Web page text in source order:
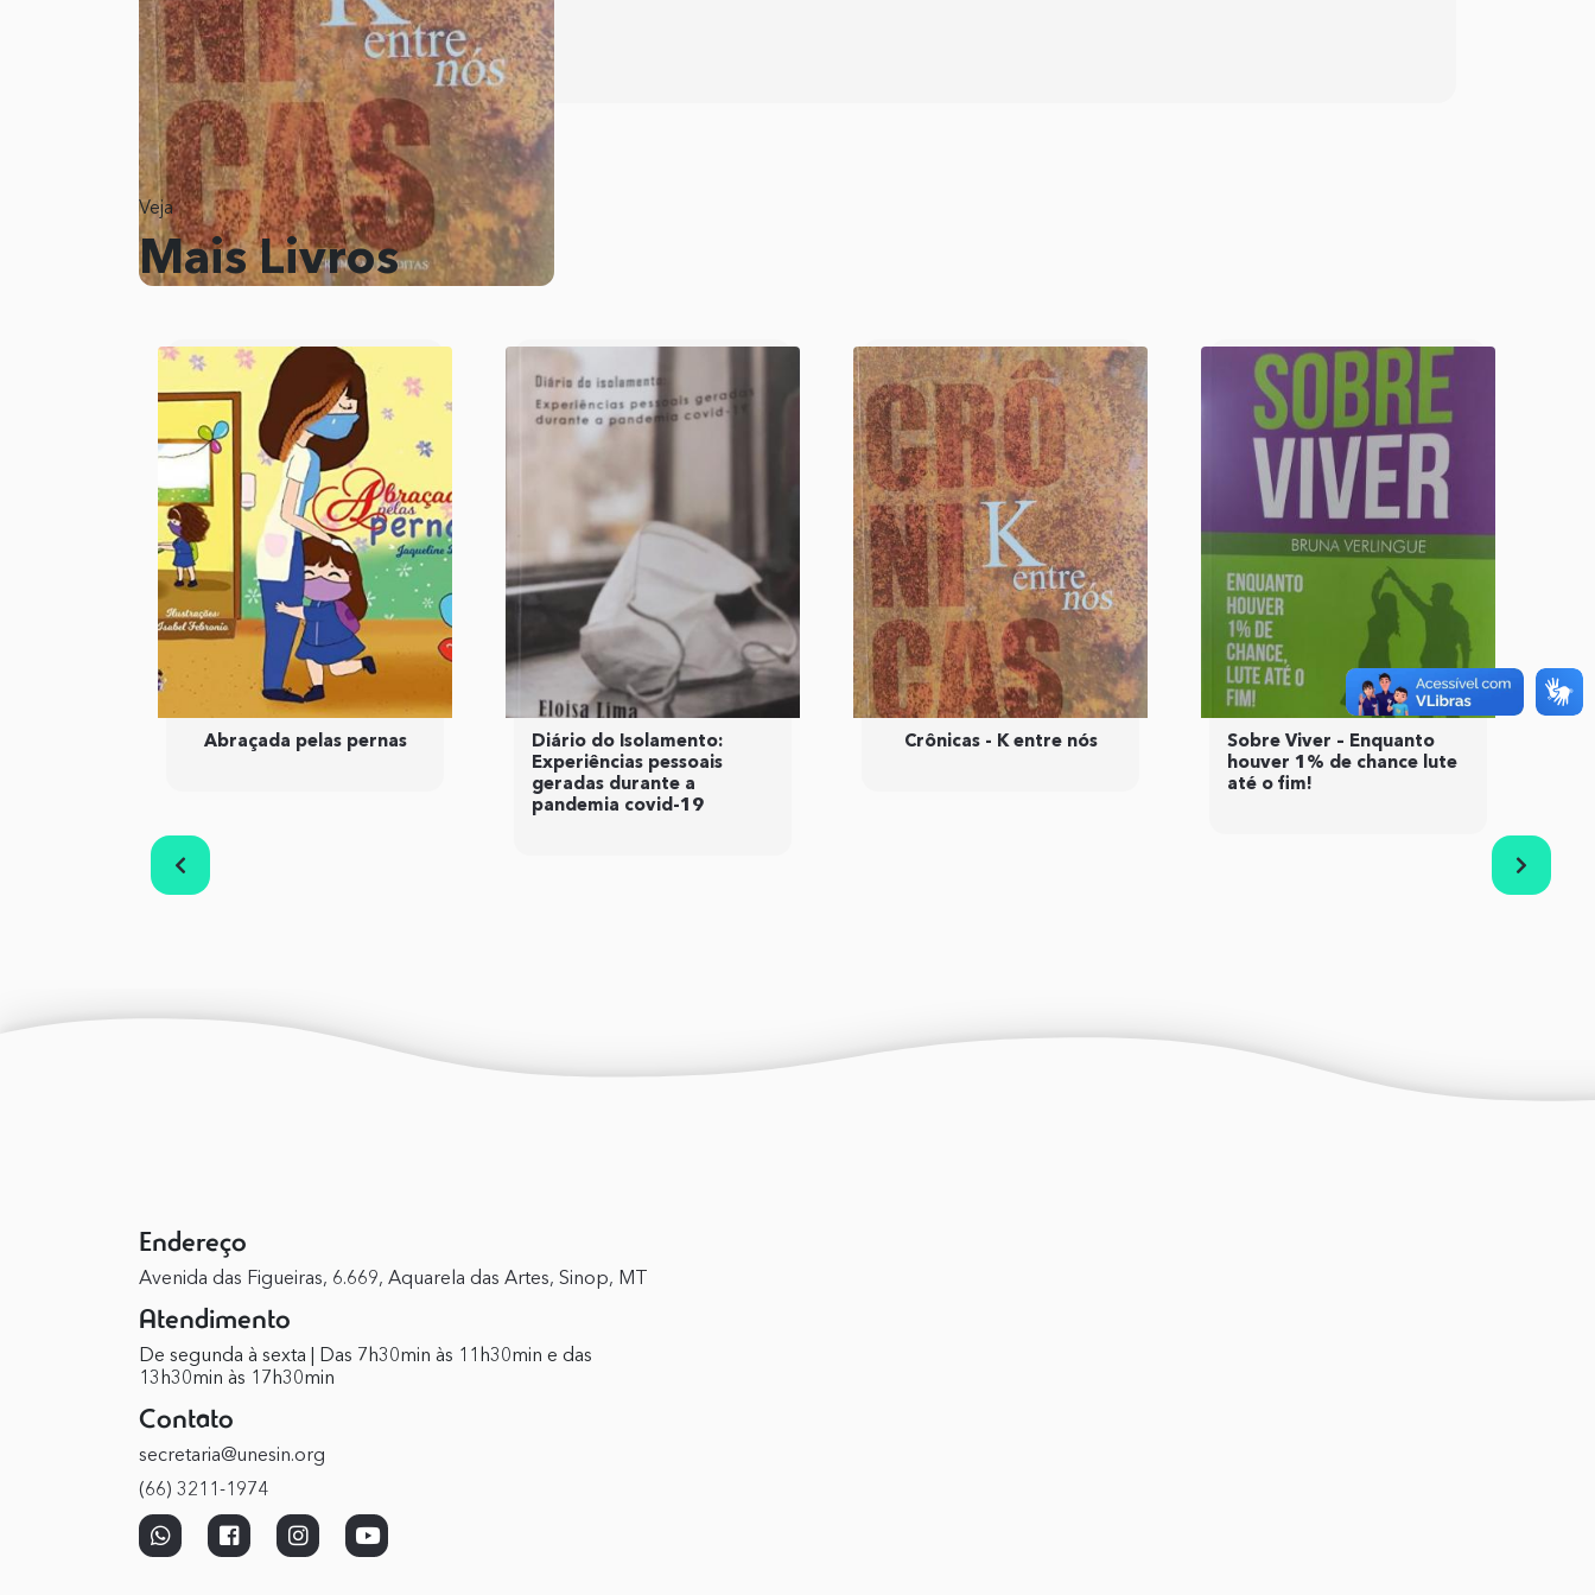
Veja
Mais Livros
Abraçada pelas pernas
Diário do Isolamento:
Experiências pessoais
geradas durante a
pandemia covid-19
Crônicas - K entre nós
Sobre Viver – Enquanto
houver 1% de chance lute
até o fim!
Endereço
Avenida das Figueiras, 6.669, Aquarela das Artes, Sinop, MT
Atendimento
De segunda à sexta | Das 7h30min às 11h30min e das
13h30min às 17h30min
Contato
secretaria@unesin.org
(66) 3211-1974